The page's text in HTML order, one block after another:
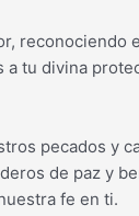
reconociendo
tu divina
pecados y
de paz y
fe en ti.